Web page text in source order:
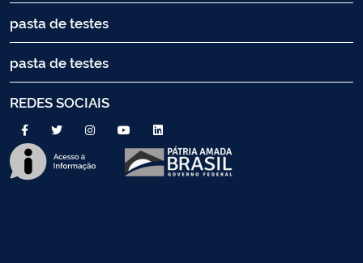
pasta de testes
pasta de testes
REDES SOCIAIS